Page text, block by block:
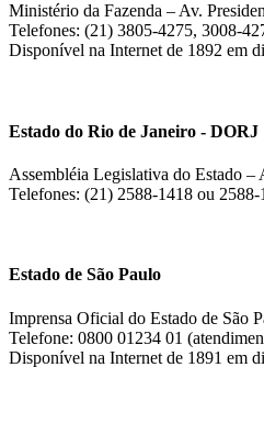
Ministério da Fazenda – Av.
Telefones: (21) 3805-4275, 3008-
Disponível na Internet de 1892 em
Estado do Rio de Janeiro - DORJ
Assembléia Legislativa do Estado
Telefones: (21) 2588-1418 ou 2588-
Estado de São Paulo
Imprensa Oficial do Estado de São
Telefone: 0800 01234 01
Disponível na Internet de 1891 em